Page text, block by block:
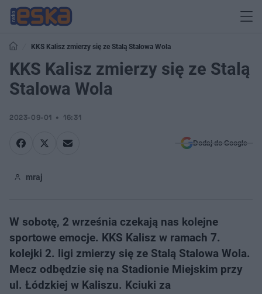
KKS Kalisz zmierzy się ze Stalą Stalowa Wola
KKS Kalisz zmierzy się ze Stalą
Stalowa Wola
2023-09-01 16:31
Dodaj do Google
mraj
W sobotę, 2 września czekają nas kolejne
sportowe emocje. KKS Kalisz w ramach 7.
kolejki 2. ligi zmierzy się ze Stalą Stalowa Wola.
Mecz odbędzie się na Stadionie Miejskim przy
ul. Łódzkiej w Kaliszu. Kciuki za